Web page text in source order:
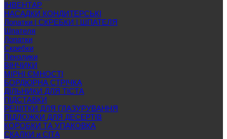
ІНВЕНТАР
НАСАДКИ КОНДИТЕРСЬКІ
Лопатки | СКРЕБКИ | ШПАТЕЛЯ
Шпателя
Лопатки
Скребки
Пензлики
ВІНЧИКИ
МІРНІ ЄМНОСТІ
БОРДЮРНА СТРІЧКА
ДІЛЬНИКИ ДЛЯ ТІСТА
ПІДСТАВКИ
РЕШІТКИ ДЛЯ ГЛАЗУРУВАННЯ
ПІДЛОЖКИ ДЛЯ ДЕСЕРТІВ
КОРОБКИ ТА УПАКОВКА
СКАЛКИ и СІТА